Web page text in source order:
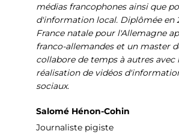
médias francophones ainsi que
d'information local. Diplômée en
France natale pour l'Allemagne
franco-allemandes et un master
collabore de temps à autres avec
réalisation de vidéos
sociaux.
Salomé Hénon-Cohin
Journaliste pigiste